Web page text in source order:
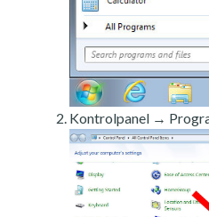
Kontrolpanel →